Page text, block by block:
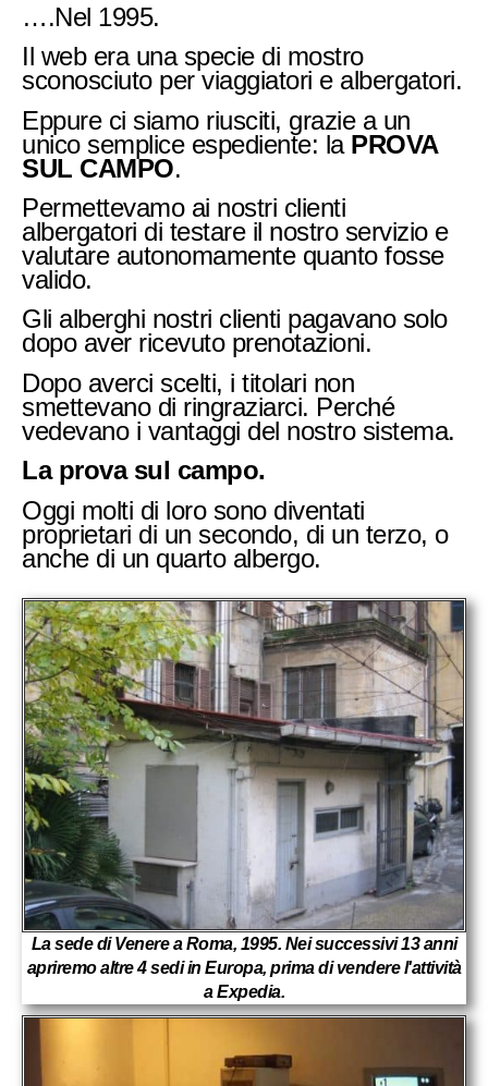
….Nel 1995.
Il web era una specie di mostro
sconosciuto per viaggiatori e albergatori.
Eppure ci siamo riusciti, grazie a un
unico semplice espediente: la PROVA
SUL CAMPO.
Permettevamo ai nostri clienti
albergatori di testare il nostro servizio e
valutare autonomamente quanto fosse
valido.
Gli alberghi nostri clienti pagavano solo
dopo aver ricevuto prenotazioni.
Dopo averci scelti, i titolari non
smettevano di ringraziarci. Perché
vedevano i vantaggi del nostro sistema.
La prova sul campo.
Oggi molti di loro sono diventati
proprietari di un secondo, di un terzo, o
anche di un quarto albergo.
La sede di Venere a Roma, 1995. Nei successivi 13 anni
apriremo altre 4 sedi in Europa, prima di vendere l'attività
a Expedia.